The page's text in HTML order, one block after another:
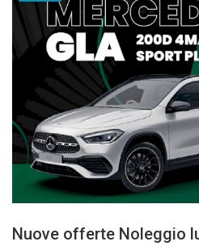
Rent
Chi siamo
Informazioni
Approfondimenti
News
Contatti
Nuove offerte Noleggio